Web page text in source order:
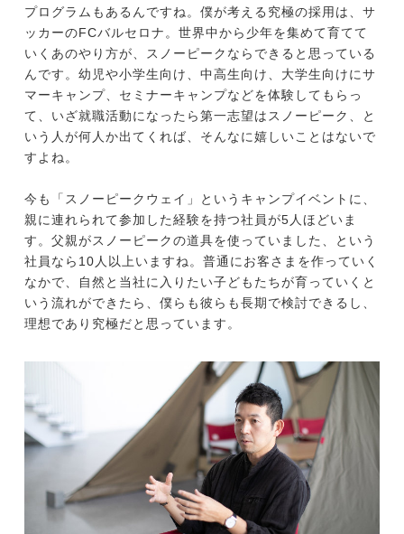
プログラムもあるんですね。僕が考える究極の採用は、サ
ッカーのFCバルセロナ。世界中から少年を集めて育てて
いくあのやり方が、スノーピークならできると思っている
んです。幼児や小学生向け、中高生向け、大学生向けにサ
マーキャンプ、セミナーキャンプなどを体験してもらっ
て、いざ就職活動になったら第一志望はスノーピーク、と
いう人が何人か出てくれば、そんなに嬉しいことはないで
すよね。
今も「スノーピークウェイ」というキャンプイベントに、
親に連れられて参加した経験を持つ社員が5人ほどいま
す。父親がスノーピークの道具を使っていました、という
社員なら10人以上いますね。普通にお客さまを作っていく
なかで、自然と当社に入りたい子どもたちが育っていくと
いう流れができたら、僕らも彼らも長期で検討できるし、
理想であり究極だと思っています。